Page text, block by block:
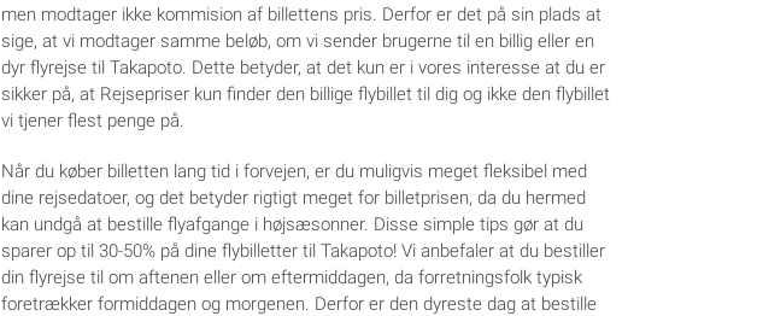
men modtager ikke kommision af billettens pris. Derfor er det på sin plads at
sige, at vi modtager samme beløb, om vi sender brugerne til en billig eller en
dyr flyrejse til Takapoto. Dette betyder, at det kun er i vores interesse at du er
sikker på, at Rejsepriser kun finder den billige flybillet til dig og ikke den flybillet
vi tjener flest penge på.
Når du køber billetten lang tid i forvejen, er du muligvis meget fleksibel med
dine rejsedatoer, og det betyder rigtigt meget for billetprisen, da du hermed
kan undgå at bestille flyafgange i højsæsonner. Disse simple tips gør at du
sparer op til 30-50% på dine flybilletter til Takapoto! Vi anbefaler at du bestiller
din flyrejse til om aftenen eller om eftermiddagen, da forretningsfolk typisk
foretrækker formiddagen og morgenen. Derfor er den dyreste dag at bestille